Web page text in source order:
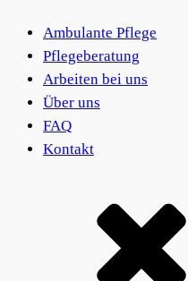
Ambulante Pflege
Pflegeberatung
Arbeiten bei uns
Über uns
FAQ
Kontakt